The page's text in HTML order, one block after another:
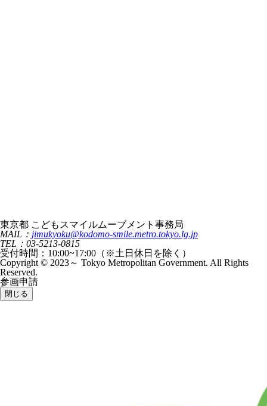
東京都 こどもスマイルムーブメント事務局
MAIL： jimukyoku@kodomo-smile.metro.tokyo.lg.jp
TEL：03-5213-0815
受付時間：10:00~17:00（※土日休日を除く）
Copyright © 2023～ Tokyo Metropolitan Government. All Rights
Reserved.
参画申請
閉じる